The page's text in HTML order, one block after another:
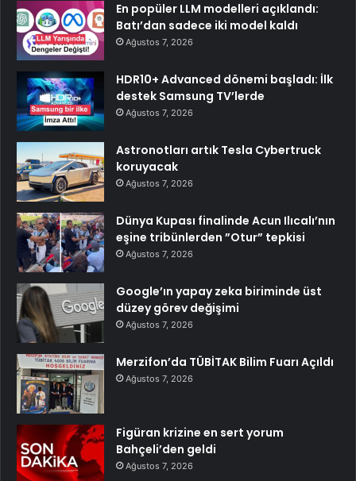
En popüler LLM modelleri açıklandı:
Batı’dan sadece iki model kaldı
Ağustos 7, 2026
HDR10+ Advanced dönemi başladı: İlk
destek Samsung TV’lerde
Ağustos 7, 2026
Astronotları artık Tesla Cybertruck
koruyacak
Ağustos 7, 2026
Dünya Kupası finalinde Acun Ilıcalı’nın
eşine tribünlerden ”Otur” tepkisi
Ağustos 7, 2026
Google’ın yapay zeka biriminde üst
düzey görev değişimi
Ağustos 7, 2026
Merzifon’da TÜBİTAK Bilim Fuarı Açıldı
Ağustos 7, 2026
Figüran krizine en sert yorum
Bahçeli’den geldi
Ağustos 7, 2026